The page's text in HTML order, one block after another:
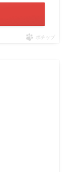
ポチップ